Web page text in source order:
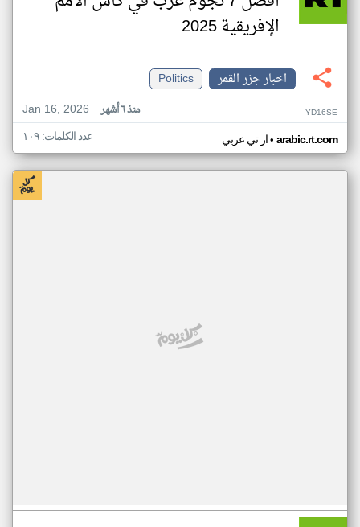
الإفريقية 2025
اخبار جزر القمر
Politics
Jan 16, 2026
منذ ٦ أشهر YD16SE
ار تي عربي• arabic.rt.com عدد الكلمات: ١٠٩